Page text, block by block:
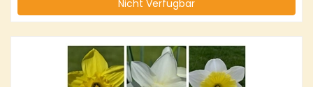
Nicht Verfügbar